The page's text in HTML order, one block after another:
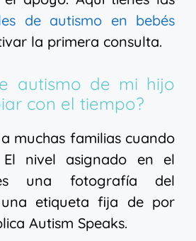
de autismo en bebés
la primera consulta.
autismo de mi hijo
con el tiempo?
muchas familias cuando
El nivel asignado en el
una fotografía del
etiqueta fija de por
Autism Speaks.